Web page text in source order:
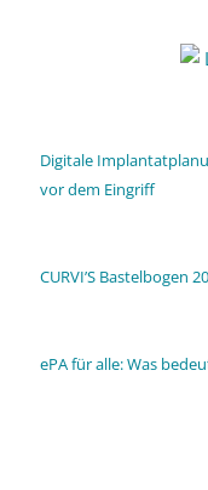
Digitale
vor dem Eingriff
CURVI’S Bastelbogen
ePA für alle: Was